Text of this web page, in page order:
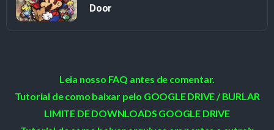
Door
Leia nosso FAQ antes de comentar.
Tutorial de como baixar pelo GOOGLE DRIVE / BURLAR
LIMITE DE DOWNLOADS GOOGLE DRIVE